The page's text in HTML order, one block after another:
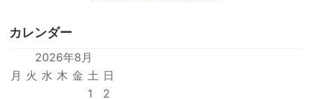
カレンダー
2026年8月
月 火 水 木 金 土 日
1
2